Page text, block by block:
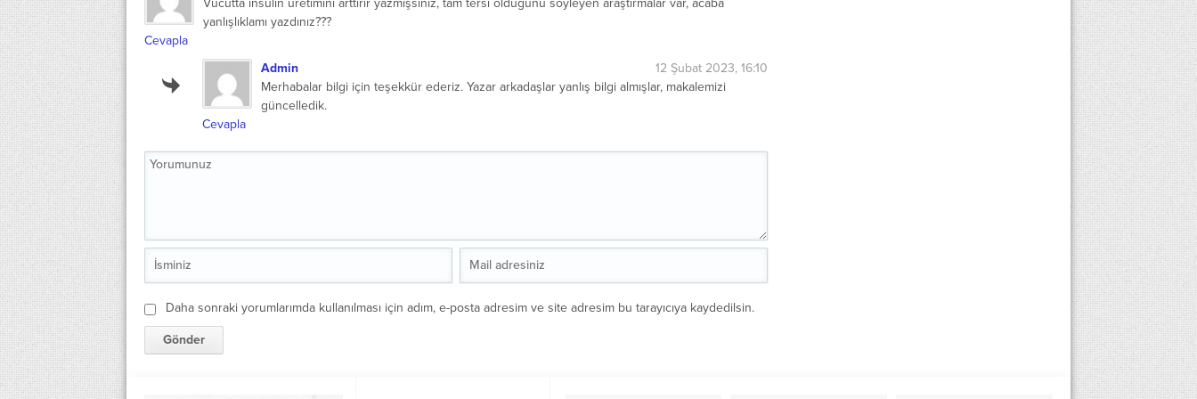
yanlışlıklamı yazdınız???
Cevapla
Admin
12 Şubat 2023, 16:10
Merhabalar bilgi için teşekkür ederiz. Yazar arkadaşlar yanlış bilgi almışlar, makalemizi
güncelledik.
Cevapla
Daha sonraki yorumlarımda kullanılması için adım, e-posta adresim ve site adresim bu tarayıcıya kaydedilsin.